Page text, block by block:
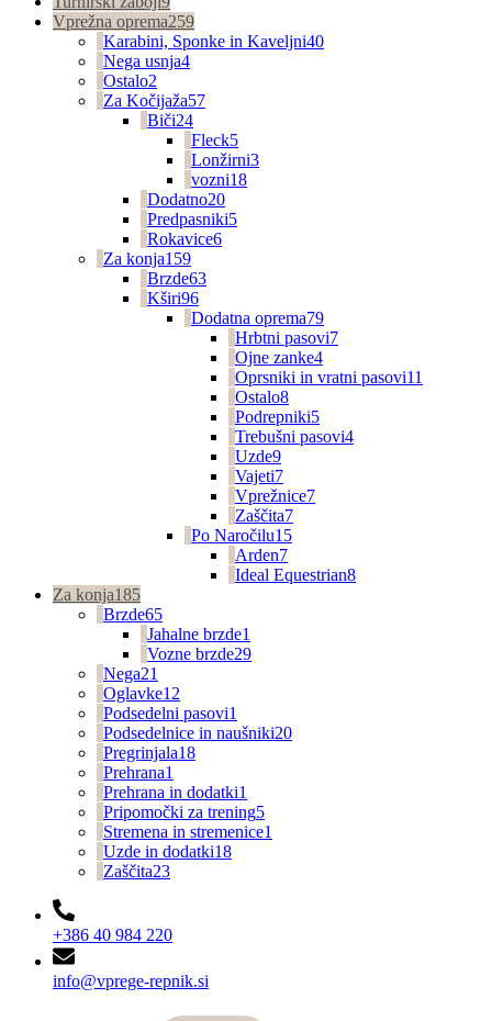
Vprežna oprema259
Karabini, Sponke in Kaveljni40
Nega usnja4
Ostalo2
Za Kočijaža57
Biči24
Fleck5
Lonžirni3
vozni18
Dodatno20
Predpasniki5
Rokavice6
Za konja159
Brzde63
Kširi96
Dodatna oprema79
Hrbtni pasovi7
Ojne zanke4
Oprsniki in vratni pasovi11
Ostalo8
Podrepniki5
Trebušni pasovi4
Uzde9
Vajeti7
Vprežnice7
Zaščita7
Po Naročilu15
Arden7
Ideal Equestrian8
Za konja185
Brzde65
Jahalne brzde1
Vozne brzde29
Nega21
Oglavke12
Podsedelni pasovi1
Podsedelnice in naušniki20
Pregrinjala18
Prehrana1
Prehrana in dodatki1
Pripomočki za trening5
Stremena in stremenice1
Uzde in dodatki18
Zaščita23
+386 40 984 220
info@vprege-repnik.si